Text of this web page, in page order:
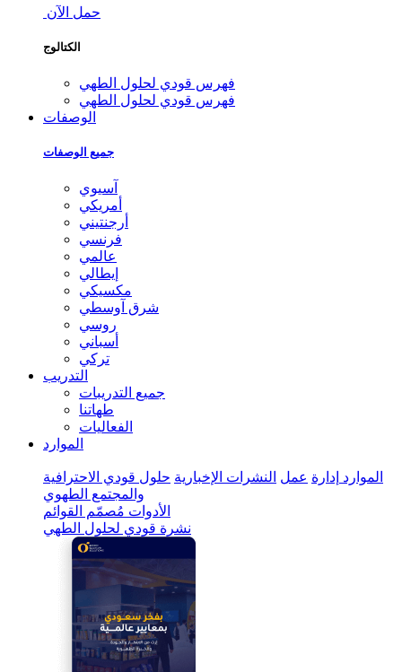
حمل الآن
الكتالوج
فهرس قودي لحلول الطهي
فهرس قودي لحلول الطهي
الوصفات
جميع الوصفات
آسيوي
أمريكي
أرجنتيني
فرنسي
عالمي
إيطالي
مكسيكي
شرق آوسطي
روسي
أسباني
تركي
التدريب
جميع التدريبات
طهاتنا
الفعاليات
الموارد
الموارد إدارة عمل النشرات الإخبارية حلول قودي الاحترافية
والمجتمع الطهوي
الأدوات مُصمّم القوائم
نشرة قودي لحلول الطهي